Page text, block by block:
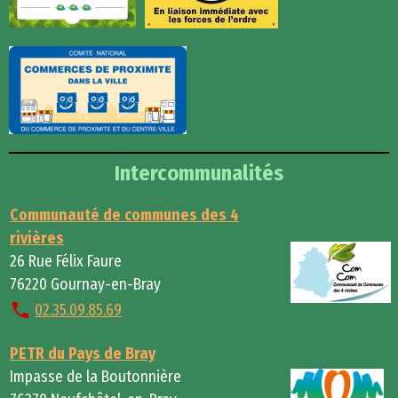
Intercommunalités
Communauté de communes des 4
rivières
26 Rue Félix Faure
76220 Gournay-en-Bray
02.35.09.85.69
PETR du Pays de Bray
Impasse de la Boutonnière